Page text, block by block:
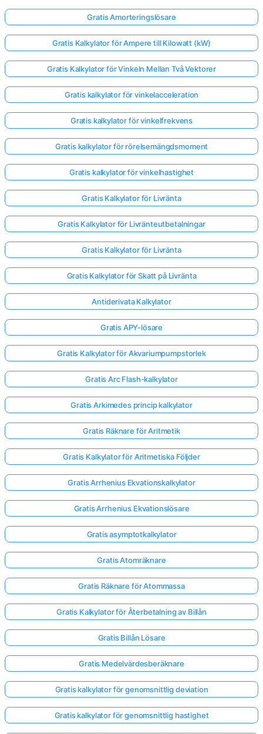
Inga
frågor
än
Gratis Amorteringslösare
Gratis Kalkylator för Ampere till Kilowatt (kW)
Gratis Kalkylator för Vinkeln Mellan Två Vektorer
Gratis kalkylator för vinkelacceleration
Gratis kalkylator för vinkelfrekvens
Gratis kalkylator för rörelsemängdsmoment
Gratis kalkylator för vinkelhastighet
Gratis Kalkylator för Livränta
Gratis Kalkylator för Livränteutbetalningar
Gratis Kalkylator för Livränta
Gratis Kalkylator för Skatt på Livränta
Antiderivata Kalkylator
Gratis APY-lösare
Gratis Kalkylator för Akvariumpumpstorlek
Gratis Arc Flash-kalkylator
Gratis Arkimedes princip kalkylator
Gratis Räknare för Aritmetik
Gratis Kalkylator för Aritmetiska Följder
Gratis Arrhenius Ekvationskalkylator
Gratis Arrhenius Ekvationslösare
Gratis asymptotkalkylator
Gratis Atomräknare
Gratis Räknare för Atommassa
Gratis Kalkylator för Återbetalning av Billån
Gratis Billån Lösare
Gratis Medelvärdesberäknare
Gratis kalkylator för genomsnittlig deviation
Gratis kalkylator för genomsnittlig hastighet